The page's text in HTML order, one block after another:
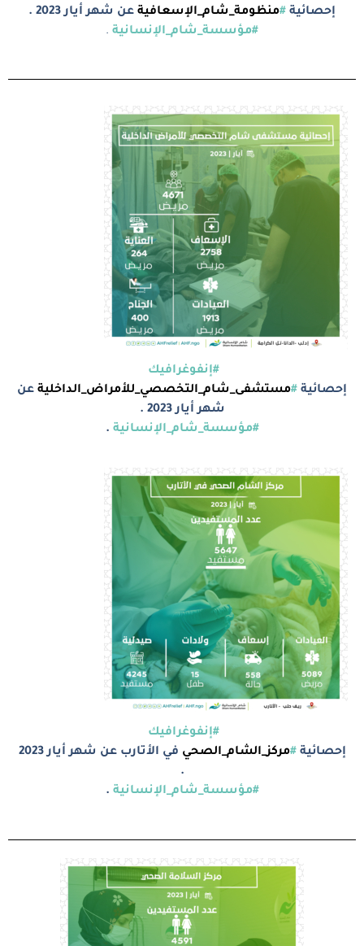
إحصائية #منظومة_شام_الإسعافية عن شهر أيار 2023 .
#مؤسسة_شام_الإنسانية .
#إنفوغرافيك
إحصائية #مستشفى_شام_التخصصي_للأمراض_الداخلية عن
شهر أيار 2023 .
#مؤسسة_شام_الإنسانية .
#إنفوغرافيك
إحصائية#مركز_الشام_الصحي
في الأتارب عن شهر أيار 2023
.
#مؤسسة_شام_الإنسانية .